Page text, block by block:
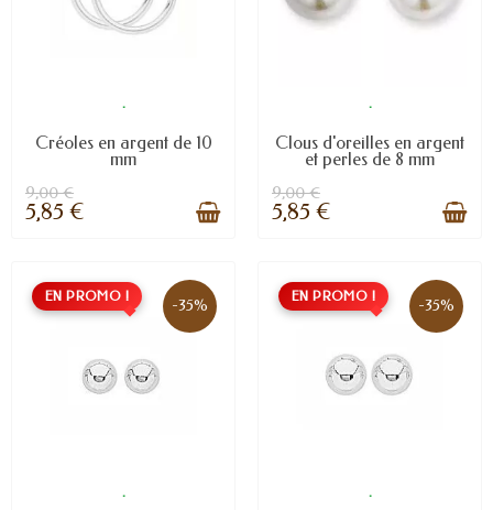
.
Créoles en argent de 10
mm
9,00 €
5,85 €
.
Clous d'oreilles en argent
et perles de 8 mm
9,00 €
5,85 €
EN PROMO ! -35%
.
EN PROMO ! -35%
.